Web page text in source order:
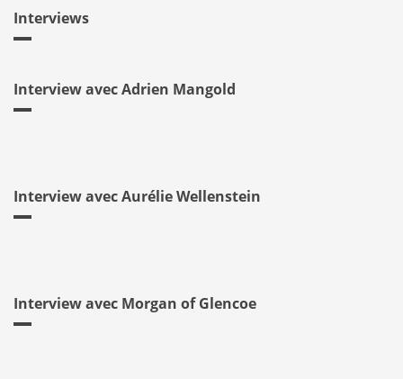
Interviews
Interview avec Adrien Mangold
Interview avec Aurélie Wellenstein
Interview avec Morgan of Glencoe